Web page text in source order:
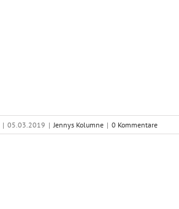
| 05.03.2019 | Jennys Kolumne | 0 Kommentare